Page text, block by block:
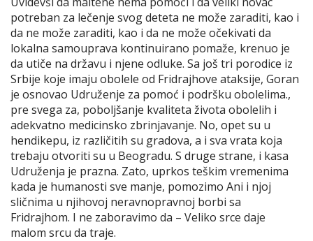
potreban za lečenje svog deteta ne može zaraditi, kao i
da ne može zaraditi, kao i da ne može očekivati da
lokalna samouprava kontinuirano pomaže, krenuo je
da utiče na državu i njene odluke. Sa još tri porodice iz
Srbije koje imaju obolele od Fridrajhove ataksije, Goran
je osnovao Udruženje za pomoć i podršku obolelima.,
pre svega za, poboljšanje kvaliteta života obolelih i
adekvatno medicinsko zbrinjavanje. No, opet su u
hendikepu, iz različitih su gradova, a i sva vrata koja
trebaju otvoriti su u Beogradu. S druge strane, i kasa
Udruženja je prazna. Zato, uprkos teškim vremenima
kada je humanosti sve manje, pomozimo Ani i njoj
sličnima u njihovoj neravnopravnoj borbi sa
Fridrajhom. I ne zaboravimo da – Veliko srce daje
malom srcu da traje.